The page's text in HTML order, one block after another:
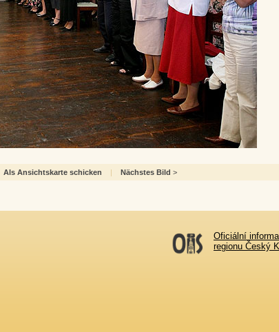
Als Ansichtskarte schicken | Nächstes Bild >
Oficiální
regionu Český